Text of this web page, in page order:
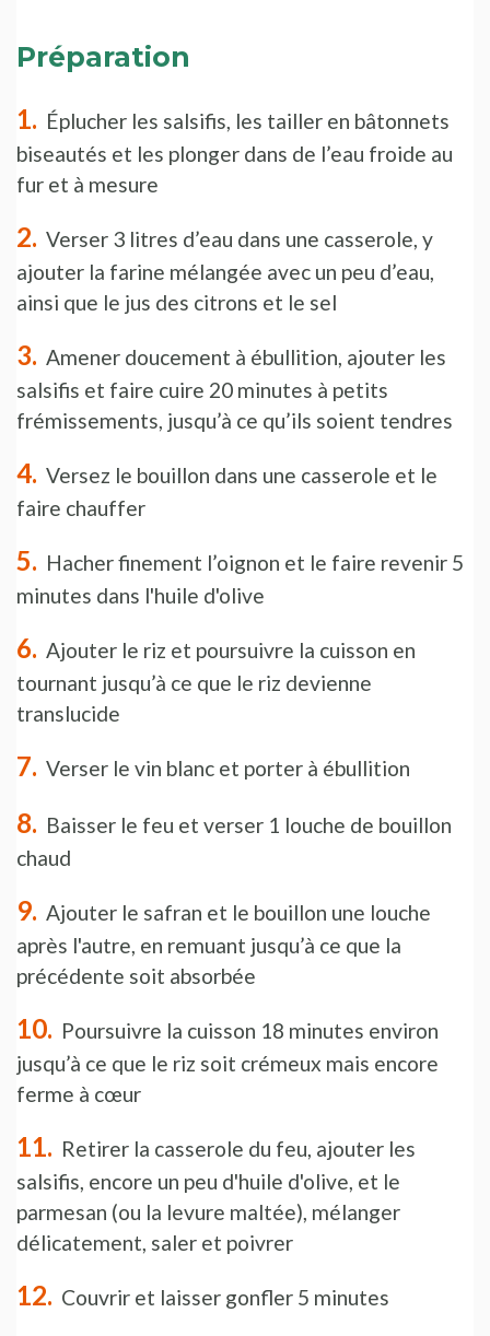
Préparation
Éplucher les salsifis, les tailler en bâtonnets
biseautés et les plonger dans de l’eau froide au
fur et à mesure
Verser 3 litres d’eau dans une casserole, y
ajouter la farine mélangée avec un peu d’eau,
ainsi que le jus des citrons et le sel
Amener doucement à ébullition, ajouter les
salsifis et faire cuire 20 minutes à petits
frémissements, jusqu’à ce qu’ils soient tendres
Versez le bouillon dans une casserole et le
faire chauffer
Hacher finement l’oignon et le faire revenir 5
minutes dans l'huile d'olive
Ajouter le riz et poursuivre la cuisson en
tournant jusqu’à ce que le riz devienne
translucide
Verser le vin blanc et porter à ébullition
Baisser le feu et verser 1 louche de bouillon
chaud
Ajouter le safran et le bouillon une louche
après l'autre, en remuant jusqu’à ce que la
précédente soit absorbée
Poursuivre la cuisson 18 minutes environ
jusqu’à ce que le riz soit crémeux mais encore
ferme à cœur
Retirer la casserole du feu, ajouter les
salsifis, encore un peu d'huile d'olive, et le
parmesan (ou la levure maltée), mélanger
délicatement, saler et poivrer
Couvrir et laisser gonfler 5 minutes